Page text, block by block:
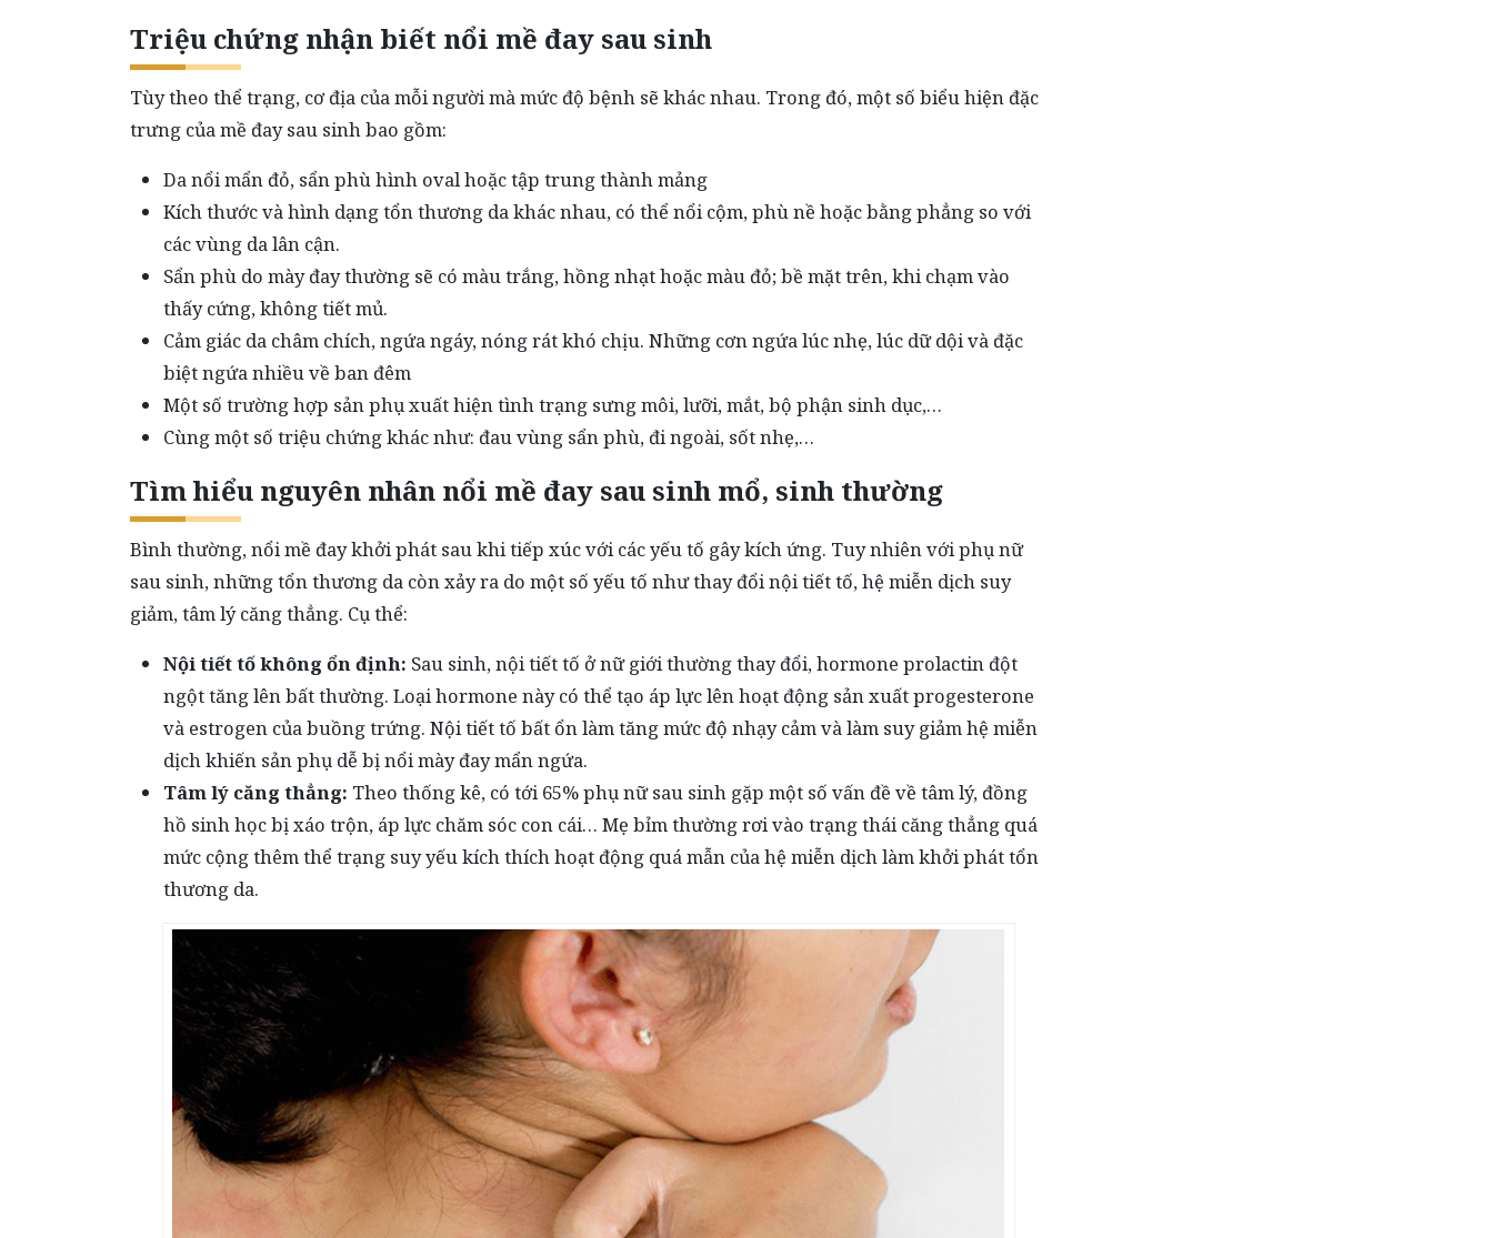
Triệu chứng nhận biết nổi mề đay sau sinh
Tùy theo thể trạng, cơ địa của mỗi người mà mức độ bệnh sẽ khác nhau. Trong đó, một số biểu hiện đặc
trưng của mề đay sau sinh bao gồm:
Da nổi mẩn đỏ, sẩn phù hình oval hoặc tập trung thành mảng
Kích thước và hình dạng tổn thương da khác nhau, có thể nổi cộm, phù nề hoặc bằng phẳng so với
các vùng da lân cận.
Sẩn phù do mày đay thường sẽ có màu trắng, hồng nhạt hoặc màu đỏ; bề mặt trên, khi chạm vào
thấy cứng, không tiết mủ.
Cảm giác da châm chích, ngứa ngáy, nóng rát khó chịu. Những cơn ngứa lúc nhẹ, lúc dữ dội và đặc
biệt ngứa nhiều về ban đêm
Một số trường hợp sản phụ xuất hiện tình trạng sưng môi, lưỡi, mắt, bộ phận sinh dục,…
Cùng một số triệu chứng khác như: đau vùng sẩn phù, đi ngoài, sốt nhẹ,…
Tìm hiểu nguyên nhân nổi mề đay sau sinh mổ, sinh thường
Bình thường, nổi mề đay khởi phát sau khi tiếp xúc với các yếu tố gây kích ứng. Tuy nhiên với phụ nữ
sau sinh, những tổn thương da còn xảy ra do một số yếu tố như thay đổi nội tiết tố, hệ miễn dịch suy
giảm, tâm lý căng thẳng. Cụ thể:
Nội tiết tố không ổn định: Sau sinh, nội tiết tố ở nữ giới thường thay đổi, hormone prolactin đột
ngột tăng lên bất thường. Loại hormone này có thể tạo áp lực lên hoạt động sản xuất progesterone
và estrogen của buồng trứng. Nội tiết tố bất ổn làm tăng mức độ nhạy cảm và làm suy giảm hệ miễn
dịch khiến sản phụ dễ bị nổi mày đay mẩn ngứa.
Tâm lý căng thẳng: Theo thống kê, có tới 65% phụ nữ sau sinh gặp một số vấn đề về tâm lý, đồng
hồ sinh học bị xáo trộn, áp lực chăm sóc con cái… Mẹ bỉm thường rơi vào trạng thái căng thẳng quá
mức cộng thêm thể trạng suy yếu kích thích hoạt động quá mẫn của hệ miễn dịch làm khởi phát tổn
thương da.